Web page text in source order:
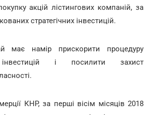
акцій лістингових компаній, за
стратегічних інвестицій.
має намір прискорити процедуру
інвестицій і посилити захист
КНР, за перші вісім місяців 2018